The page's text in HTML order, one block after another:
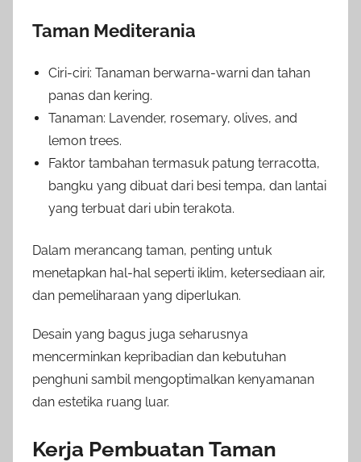
Taman Mediterania
Ciri-ciri: Tanaman berwarna-warni dan tahan
panas dan kering.
Tanaman: Lavender, rosemary, olives, and
lemon trees.
Faktor tambahan termasuk patung terracotta,
bangku yang dibuat dari besi tempa, dan lantai
yang terbuat dari ubin terakota.
Dalam merancang taman, penting untuk
menetapkan hal-hal seperti iklim, ketersediaan air,
dan pemeliharaan yang diperlukan.
Desain yang bagus juga seharusnya
mencerminkan kepribadian dan kebutuhan
penghuni sambil mengoptimalkan kenyamanan
dan estetika ruang luar.
Kerja Pembuatan Taman